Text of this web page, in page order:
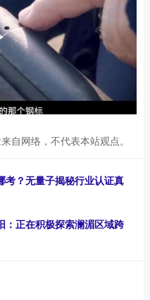
自网络，不代表本站观点。
考？无量子揭秘行业认证真
：正在积极探索澜湄区域跨